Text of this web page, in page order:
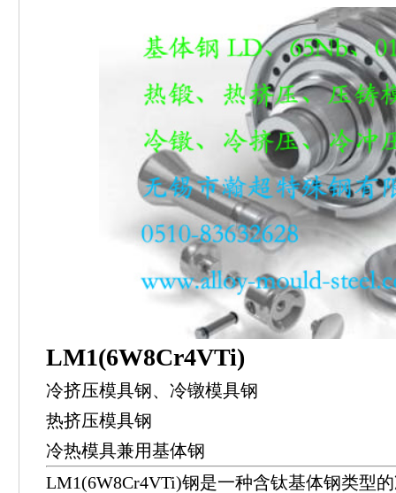
LM1(6W8Cr4VTi)
冷挤压模具钢、冷镦模具钢
热挤压模具钢
冷热模具兼用基体钢
LM1(6W8Cr4VTi)钢是一种含钛基体钢类型